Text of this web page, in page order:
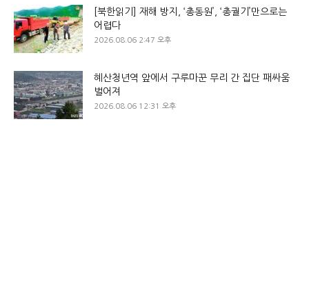
[북한읽기] 재해 방지, ‘총동원’, ‘총궐기’만으로는
어렵다
2026.08.06 2:47 오후
혜산청년역 앞에서 구루마꾼 무리 간 집단 패싸움
벌어져
2026.08.06 12:31 오후